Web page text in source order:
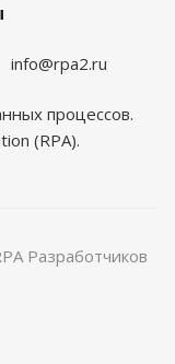
info@rpa2.ru
процессов.
(RPA).
Разработчиков